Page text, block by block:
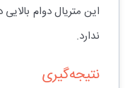
این متریال دوام
ندارد.
نتیجه‌گیری